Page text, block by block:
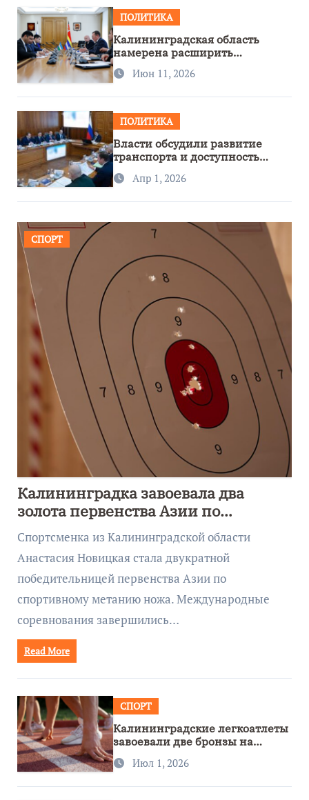
ПОЛИТИКА
Калининградская область
намерена расширить
сотрудничество с Узбекистаном
Июн 11, 2026
ПОЛИТИКА
Власти обсудили развитие
транспорта и доступность
региона
Апр 1, 2026
СПОРТ
Калининградка завоевала два
золота первенства Азии по
метанию ножа
Спортсменка из Калининградской области
Анастасия Новицкая стала двукратной
победительницей первенства Азии по
спортивному метанию ножа. Международные
соревнования завершились…
Read More
СПОРТ
Калининградские легкоатлеты
завоевали две бронзы на
первенстве России
Июл 1, 2026